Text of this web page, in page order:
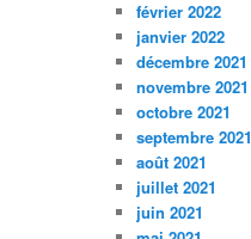
février 2022
janvier 2022
décembre 2021
novembre 2021
octobre 2021
septembre 2021
août 2021
juillet 2021
juin 2021